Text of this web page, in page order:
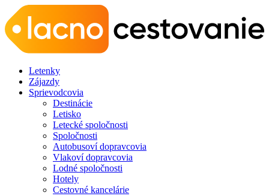
Letenky
Zájazdy
Sprievodcovia
Destinácie
Letisko
Letecké spoločnosti
Spoločnosti
Autobusoví dopravcovia
Vlakoví dopravcovia
Lodné spoločnosti
Hotely
Cestovné kancelárie